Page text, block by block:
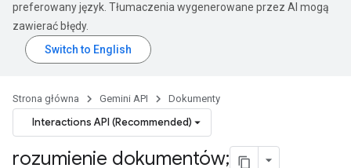
preferowany język. Tłumaczenia wygenerowane przez AI mogą
zawierać błędy.
Strona główna Gemini API Dokumenty
Interactions API (Recommended)
rozumienie dokumentów;